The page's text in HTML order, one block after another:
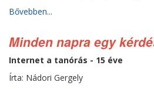
Bővebben...
Minden napra egy
Internet a tanórás - 15 éve
Írta: Nádori Gergely